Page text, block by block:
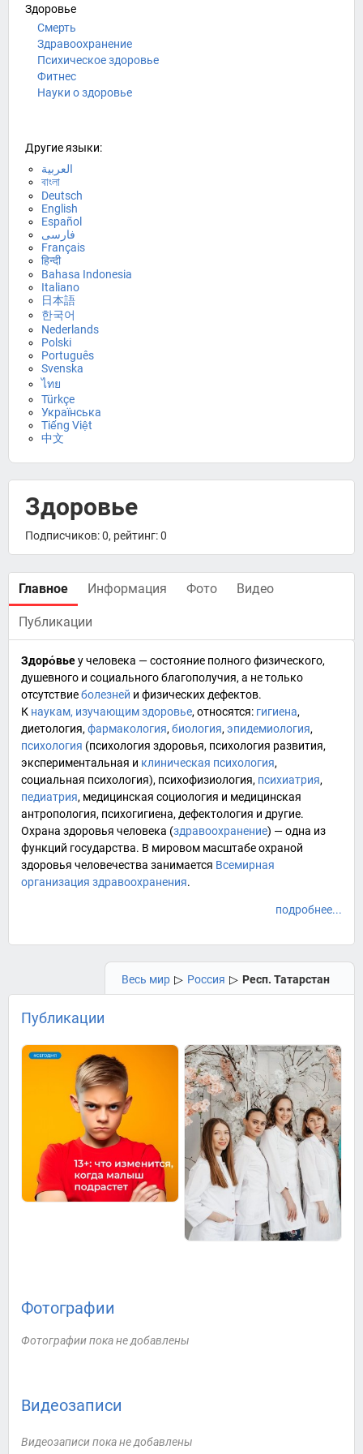
Здоровье
Смерть
Здравоохранение
Психическое здоровье
Фитнес
Науки о здоровье
Другие языки:
العربية
বাংলা
Deutsch
English
Español
فارسی
Français
हिन्दी
Bahasa Indonesia
Italiano
日本語
한국어
Nederlands
Polski
Português
Svenska
ไทย
Türkçe
Українська
Tiếng Việt
中文
Здоровье
Подписчиков: 0, рейтинг: 0
Главное Информация Фото Видео
Публикации
Здоро́вьеу человека — состояние полного физического,
душевного и социального благополучия, а не только
отсутствиеболезней и физических дефектов.
К наукам, изучающим здоровье, относятся: гигиена,
диетология, фармакология, биология, эпидемиология,
психология (психология здоровья, психология развития,
экспериментальная и клиническая психология,
социальная психология), психофизиология, психиатрия,
педиатрия, медицинская социология и медицинская
антропология, психогигиена, дефектология и другие.
Охрана здоровья человека (здравоохранение) — одна из
функций государства. В мировом масштабе охраной
здоровья человечества занимается Всемирная
организация здравоохранения.
подробнее...
Весь мир ▷ Россия ▷ Респ. Татарстан
Публикации
Фотографии
Фотографии пока не добавлены
Видеозаписи
Видеозаписи пока не добавлены